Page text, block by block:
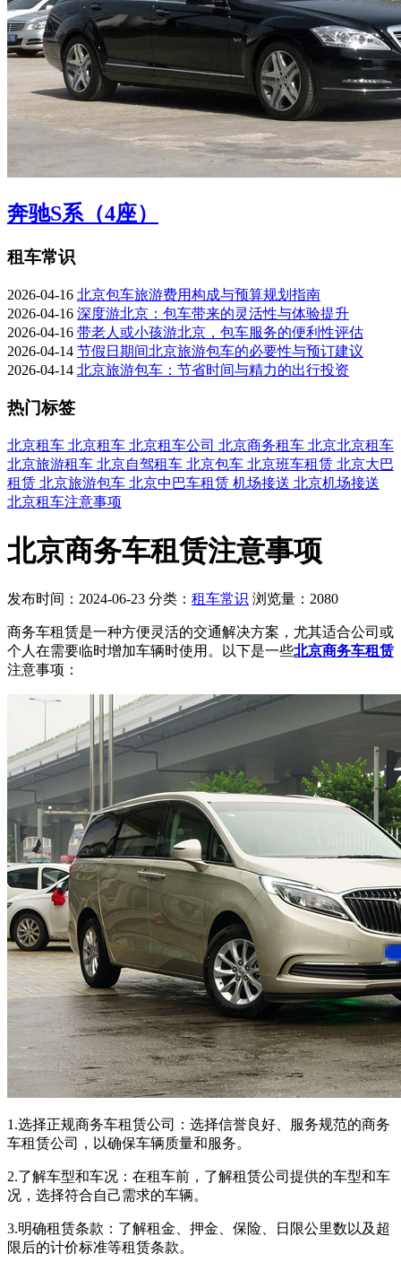
奔驰S系（4座）
租车常识
2026-04-16 北京包车旅游费用构成与预算规划指南
2026-04-16 深度游北京：包车带来的灵活性与体验提升
2026-04-16 带老人或小孩游北京，包车服务的便利性评估
2026-04-14 节假日期间北京旅游包车的必要性与预订建议
2026-04-14 北京旅游包车：节省时间与精力的出行投资
热门标签
北京租车 北京租车 北京租车公司 北京商务租车 北京北京租车
北京旅游租车 北京自驾租车 北京包车 北京班车租赁 北京大巴
租赁 北京旅游包车 北京中巴车租赁 机场接送 北京机场接送
北京租车注意事项
北京商务车租赁注意事项
发布时间：2024-06-23 分类： 租车常识 浏览量：2080
商务车租赁是一种方便灵活的交通解决方案，尤其适合公司或
个人在需要临时增加车辆时使用。以下是一些北京商务车租赁
注意事项：
1.选择正规商务车租赁公司：选择信誉良好、服务规范的商务
车租赁公司，以确保车辆质量和服务。
2.了解车型和车况：在租车前，了解租赁公司提供的车型和车
况，选择符合自己需求的车辆。
3.明确租赁条款：了解租金、押金、保险、日限公里数以及超
限后的计价标准等租赁条款。